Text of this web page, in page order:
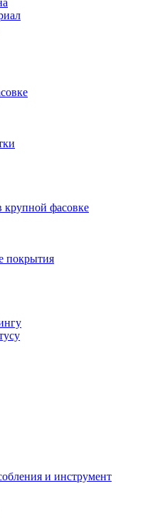
фасовке
покрытия
и инструмент